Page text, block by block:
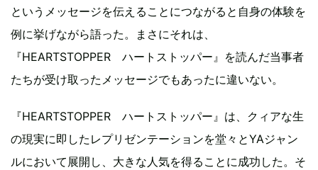
というメッセージを伝えることにつながると自身の体験を
例に挙げながら語った。まさにそれは、
『HEARTSTOPPER ハートストッパー』を読んだ当事者
たちが受け取ったメッセージでもあったに違いない。
『HEARTSTOPPER ハートストッパー』は、クィアな生
の現実に即したレプリゼンテーションを堂々とYAジャン
ルにおいて展開し、大きな人気を得ることに成功した。そ